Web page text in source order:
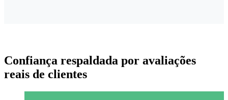
Confiança respaldada por avaliações
reais de clientes